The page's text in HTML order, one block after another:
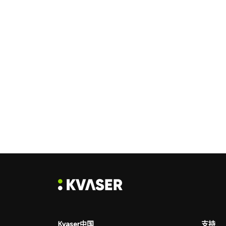
Kvaser中国 支持